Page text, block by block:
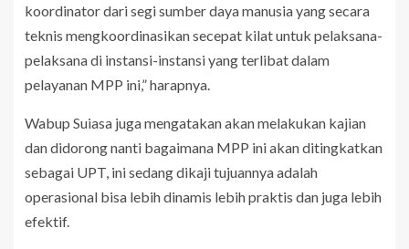
koordinator dari segi sumber daya manusia yang secara
teknis mengkoordinasikan secepat kilat untuk pelaksana-
pelaksana di instansi-instansi yang terlibat dalam
pelayanan MPP ini,” harapnya.
Wabup Suiasa juga mengatakan akan melakukan kajian
dan didorong nanti bagaimana MPP ini akan ditingkatkan
sebagai UPT, ini sedang dikaji tujuannya adalah
operasional bisa lebih dinamis lebih praktis dan juga lebih
efektif.